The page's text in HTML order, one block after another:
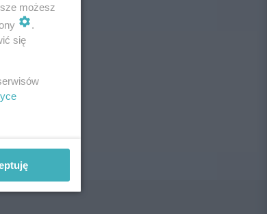
możesz
się